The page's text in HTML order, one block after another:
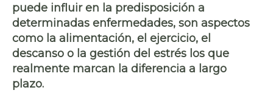
puede influir en la predisposición a
determinadas enfermedades, son aspectos
como la alimentación, el ejercicio, el
descanso o la gestión del estrés los que
realmente marcan la diferencia a largo
plazo.